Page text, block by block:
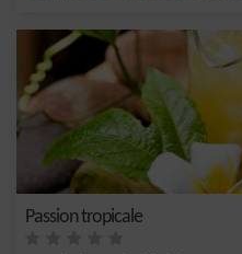
Passion tropicale